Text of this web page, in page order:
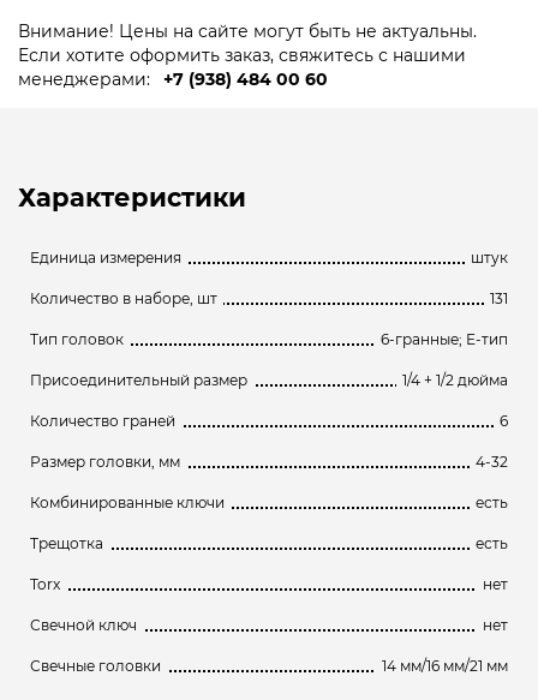
Внимание! Цены на сайте могут быть не актуальны.
Если хотите оформить заказ, свяжитесь с нашими
менеджерами:
+7 (938) 484 00 60
Характеристики
Единица измерения штук
Количество в наборе, шт 131
Тип головок 6-гранные; Е-тип
Присоединительный размер 1/4 + 1/2 дюйма
Количество граней 6
Размер головки, мм 4-32
Комбинированные ключи есть
Трещотка есть
Torx нет
Свечной ключ нет
Свечные головки 14 мм/16 мм/21 мм